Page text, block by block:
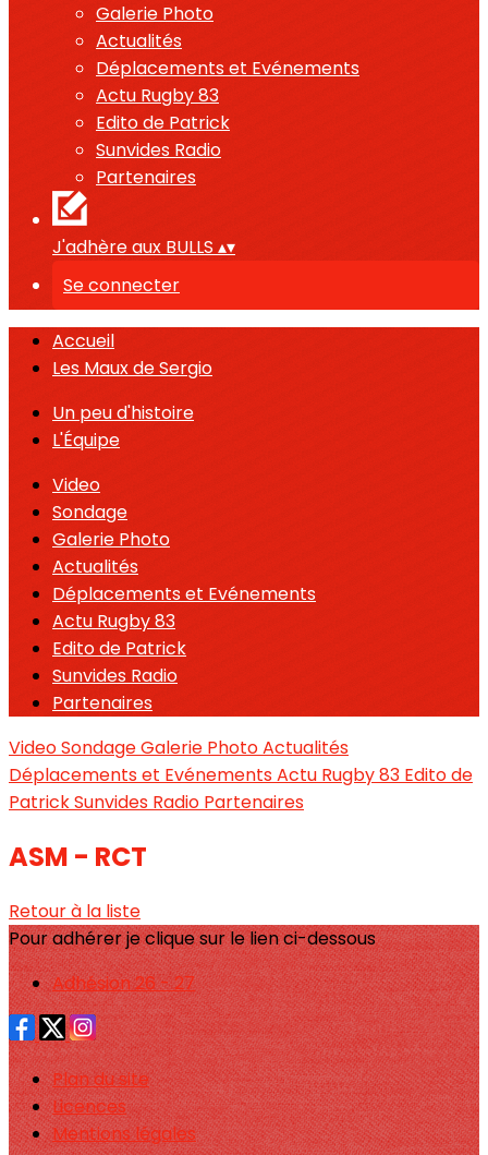
Galerie Photo
Actualités
Déplacements et Evénements
Actu Rugby 83
Edito de Patrick
Sunvides Radio
Partenaires
J'adhère aux BULLS ▴▾
Se connecter
Accueil
Les Maux de Sergio
Un peu d'histoire
L'Équipe
Video
Sondage
Galerie Photo
Actualités
Déplacements et Evénements
Actu Rugby 83
Edito de Patrick
Sunvides Radio
Partenaires
VideoSondageGalerie PhotoActualités
Déplacements et EvénementsActu Rugby 83 Edito de
PatrickSunvides Radio Partenaires
ASM - RCT
Retour à la liste
Pour adhérer je clique sur le lien ci-dessous
Adhésion 26 - 27
Plan du site
Licences
Mentions légales